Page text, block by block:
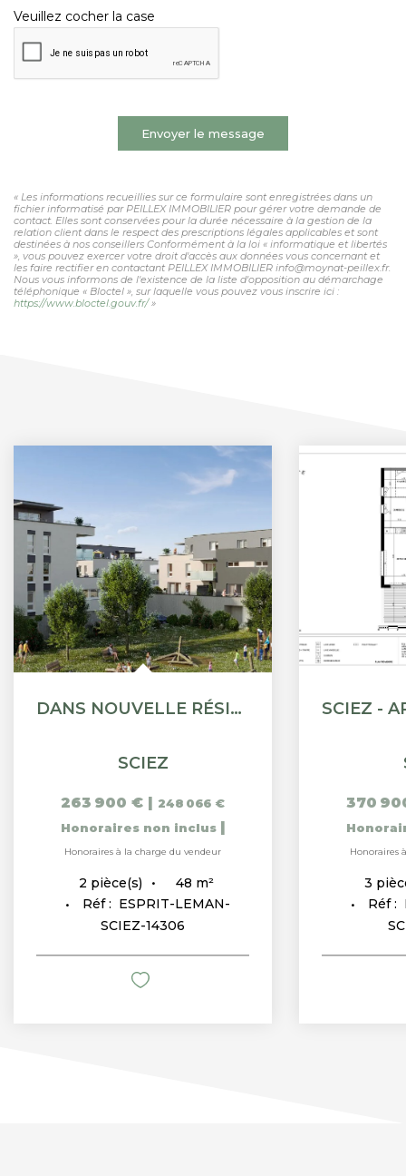
Veuillez cocher la case
Envoyer le message
« Les informations recueillies sur ce formulaire sont enregistrées dans un
fichier informatisé par PEILLEX IMMOBILIER pour gérer votre demande de
contact. Elles sont conservées pour la durée nécessaire à la gestion de la
relation client dans le respect des prescriptions légales applicables et sont
destinées à nos conseillers Conformément à la loi « informatique et libertés
», vous pouvez exercer votre droit d'accès aux données vous concernant et
les faire rectifier en contactant PEILLEX IMMOBILIER info@moynat-peillex.fr.
Nous vous informons de l'existence de la liste d'opposition au démarchage
téléphonique « Bloctel », sur laquelle vous pouvez vous inscrire ici :
https://www.bloctel.gouv.fr/»
DANS NOUVELLE RÉSIDENCE SCIEZ
SCIEZ
263 900 € | 248 066 €
Honoraires non inclus |
Honoraires à la charge du vendeur
2 pièce(s) 48 m²
Réf : ESPRIT-LEMAN-
SCIEZ-14306
370
Honoraires
3
Réf :